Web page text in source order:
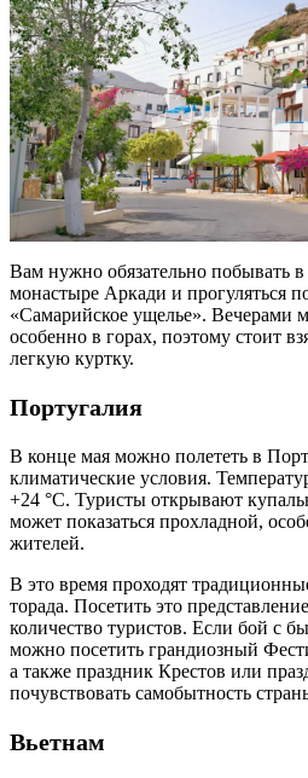
Вам нужно обязательно побывать
монастыре Аркади и прогуляться
«Самарийское ущелье». Вечерами
особенно в горах, поэтому стоит
легкую куртку.
Португалия
В конце мая можно полететь в
климатические условия.
+24 °C. Туристы открывают
может показаться прохладной,
жителей.
В это время проходят
торада. Посетить это
количество туристов. Если бой с
можно посетить грандиозный
а также праздник Крестов или
почувствовать самобытность
Вьетнам